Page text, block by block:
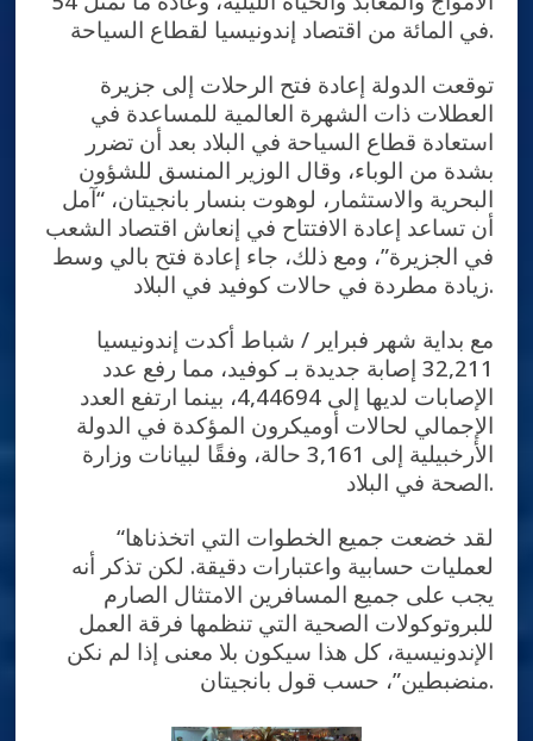
في المائة من اقتصاد إندونيسيا لقطاع السياحة.
توقعت الدولة إعادة فتح الرحلات إلى جزيرة
العطلات ذات الشهرة العالمية للمساعدة في
استعادة قطاع السياحة في البلاد بعد أن تضرر
بشدة من الوباء، وقال الوزير المنسق للشؤون
البحرية والاستثمار، لوهوت بنسار بانجيتان، “آمل
أن تساعد إعادة الافتتاح في إنعاش اقتصاد الشعب
في الجزيرة”، ومع ذلك، جاء إعادة فتح بالي وسط
زيادة مطردة في حالات كوفيد في البلاد.
مع بداية شهر فبراير / شباط أكدت إندونيسيا
32,211 إصابة جديدة بـ كوفيد، مما رفع عدد
الإصابات لديها إلى 4,44694، بينما ارتفع العدد
الإجمالي لحالات أوميكرون المؤكدة في الدولة
الأرخبيلية إلى 3,161 حالة، وفقًا لبيانات وزارة
الصحة في البلاد.
“لقد خضعت جميع الخطوات التي اتخذناها
لعمليات حسابية واعتبارات دقيقة. لكن تذكر أنه
يجب على جميع المسافرين الامتثال الصارم
للبروتوكولات الصحية التي تنظمها فرقة العمل
الإندونيسية، كل هذا سيكون بلا معنى إذا لم نكن
منضبطين”، حسب قول بانجيتان.